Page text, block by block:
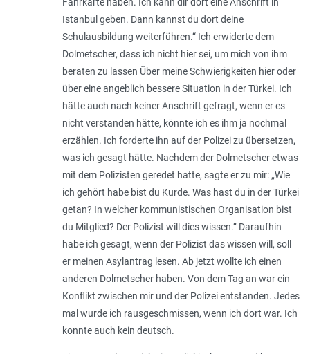
Istanbul geben. Dann kannst du dort deine
Schulausbildung weiterführen.“ Ich erwiderte dem
Dolmetscher, dass ich nicht hier sei, um mich von ihm
beraten zu lassen Über meine Schwierigkeiten hier oder
über eine angeblich bessere Situation in der Türkei. Ich
hätte auch nach keiner Anschrift gefragt, wenn er es
nicht verstanden hätte, könnte ich es ihm ja nochmal
erzählen. Ich forderte ihn auf der Polizei zu übersetzen,
was ich gesagt hätte. Nachdem der Dolmetscher etwas
mit dem Polizisten geredet hatte, sagte er zu mir: „Wie
ich gehört habe bist du Kurde. Was hast du in der Türkei
getan? In welcher kommunistischen Organisation bist
du Mitglied? Der Polizist will dies wissen.“ Daraufhin
habe ich gesagt, wenn der Polizist das wissen will, soll
er meinen Asylantrag lesen. Ab jetzt wollte ich einen
anderen Dolmetscher haben. Von dem Tag an war ein
Konflikt zwischen mir und der Polizei entstanden. Jedes
mal wurde ich rausgeschmissen, wenn ich dort war. Ich
konnte auch kein deutsch.